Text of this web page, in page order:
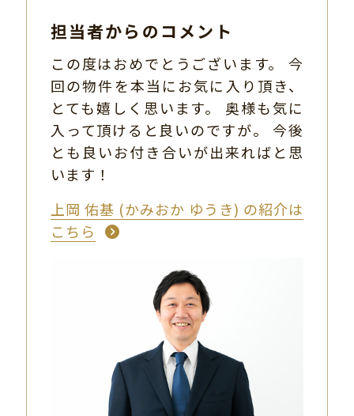
担当者からのコメント
この度はおめでとうございます。 今
回の物件を本当にお気に入り頂き、
とても嬉しく思います。 奥様も気に
入って頂けると良いのですが。 今後
とも良いお付き合いが出来ればと思
います！
上岡 佑基 (かみおか ゆうき) の紹介は
こちら